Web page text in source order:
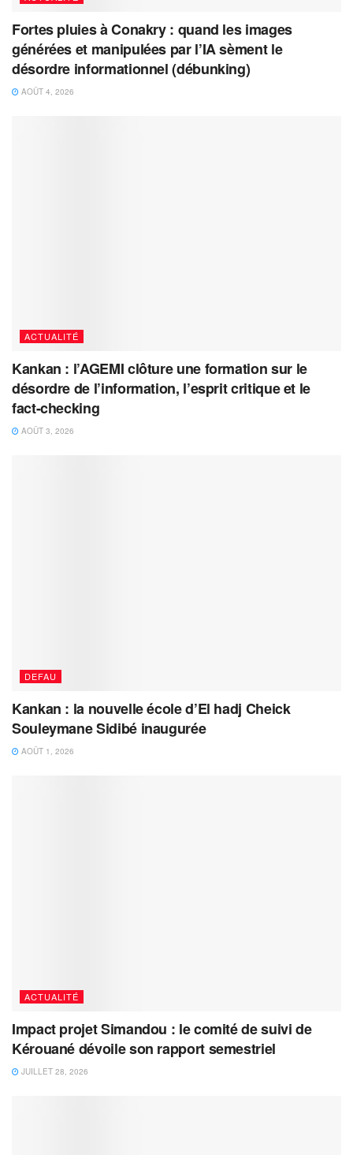
Fortes pluies à Conakry : quand les images
générées et manipulées par l’IA sèment le
désordre informationnel (débunking)
AOÛT 4, 2026
ACTUALITÉ
Kankan : l’AGEMI clôture une formation sur le
désordre de l’information, l’esprit critique et le
fact-checking
AOÛT 3, 2026
DEFAU
Kankan : la nouvelle école d’El hadj Cheick
Souleymane Sidibé inaugurée
AOÛT 1, 2026
ACTUALITÉ
Impact projet Simandou : le comité de suivi de
Kérouané dévoile son rapport semestriel
JUILLET 28, 2026